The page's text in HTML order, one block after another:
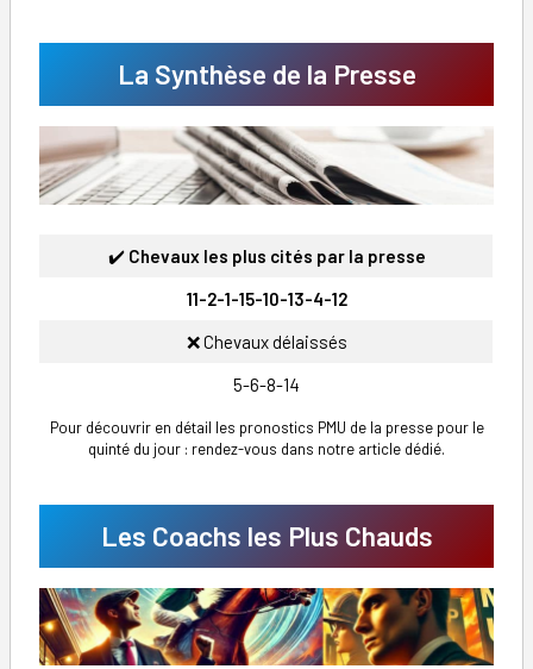
La Synthèse de la Presse
✔️ Chevaux les plus cités par la presse
11-2-1-15-10-13-4-12
❌ Chevaux délaissés
5-6-8-14
Pour découvrir en détail les pronostics PMU de la presse pour le
quinté du jour : rendez-vous dans notre article dédié.
Les Coachs les Plus Chauds